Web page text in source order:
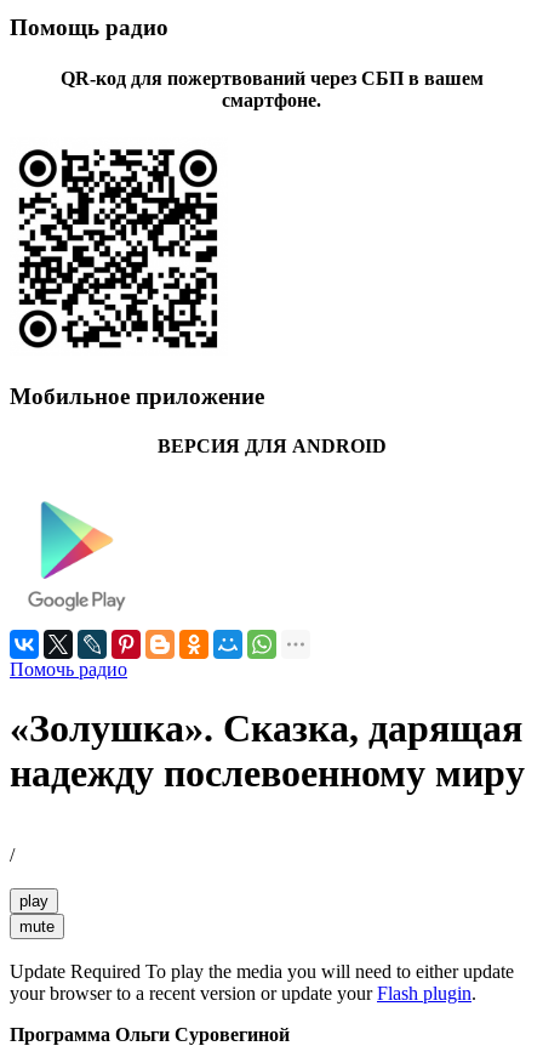
Помощь радио
QR-код для пожертвований через СБП в вашем
смартфоне.
Мобильное приложение
ВЕРСИЯ ДЛЯ ANDROID
Помочь радио
«Золушка». Сказка, дарящая
надежду послевоенному миру
/
play
mute
Update Required To play the media you will need to either update
your browser to a recent version or update yourFlash plugin.
Программа Ольги Суровегиной